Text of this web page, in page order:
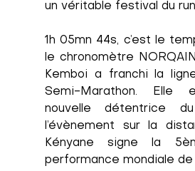
un véritable festival du
1h 05mn 44s, c’est le
le chronomètre
Kemboi a franchi la
Semi-Marathon.
nouvelle détentrice
l’évènement sur la
Kényane signe la
performance mondiale de